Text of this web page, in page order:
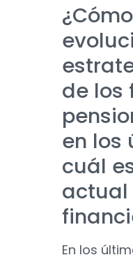
de los
en los
cuál
actual
En los